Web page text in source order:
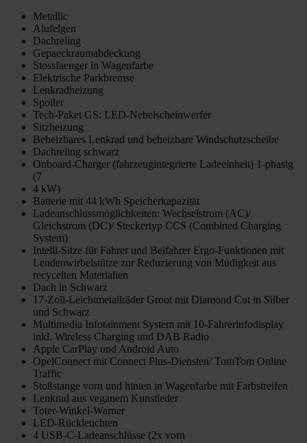
Metallic
Alufelgen
Dachreling
Gepaeckraumabdeckung
Stossfaenger in Wagenfarbe
Elektrische Parkbremse
Lenkradheizung
Spoiler
Tech-Paket GS: LED-Nebelscheinwerfer
Sitzheizung
Beheizbares Lenkrad und beheizbare Windschutzscheibe
Dachreling schwarz
Onboard-Charger (fahrzeugintegrierte Ladeeinheit) 1-phasig
(7
4 kW)
Batterie mit 44 kWh Speicherkapazität
Ladeanschlussmöglichkeiten: Wechselstrom (AC)/
Gleichstrom (DC)/ Steckertyp CCS (Combined Charging
System)
Intelli-Sitze für Fahrer und Beifahrer Ergo-Funktionen mit
Lendenwirbelstütze zur Reduzierung von Müdigkeit aus
recycelten Materialien
Dach in Schwarz
17-Zoll-Leichtmetallräder Groot mit Diamond Cut in Silber
und Schwarz
Multimedia Infotainment System mit 10-Fahrerinfodisplay
inkl. Wireless Charging und DAB Radio
Apple CarPlay und Android Auto
OpelConnect mit Connect Plus-Diensten/ TomTom Online
Traffic
Stoßstange vorn und hinten in Wagenfarbe mit Farbstreifen
Lenkrad aus veganem Kunstleder
Toter-Winkel-Warner
LED-Rückleuchten
4 USB-C-Ladeanschlüsse (2x vorn